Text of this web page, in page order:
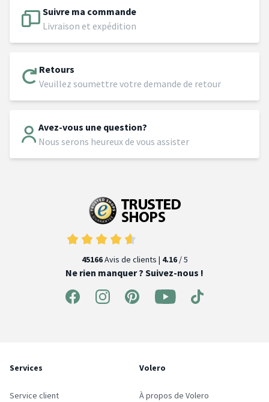
Suivre ma commande
Livraison et expédition
Retours
Veuillez soumettre votre demande de retour
Avez-vous une question?
Nous serons heureux de vous assister
45166Avis de clients | 4.16/ 5
Ne rien manquer ? Suivez-nous !
Services
Service client
Volero
À propos de Volero